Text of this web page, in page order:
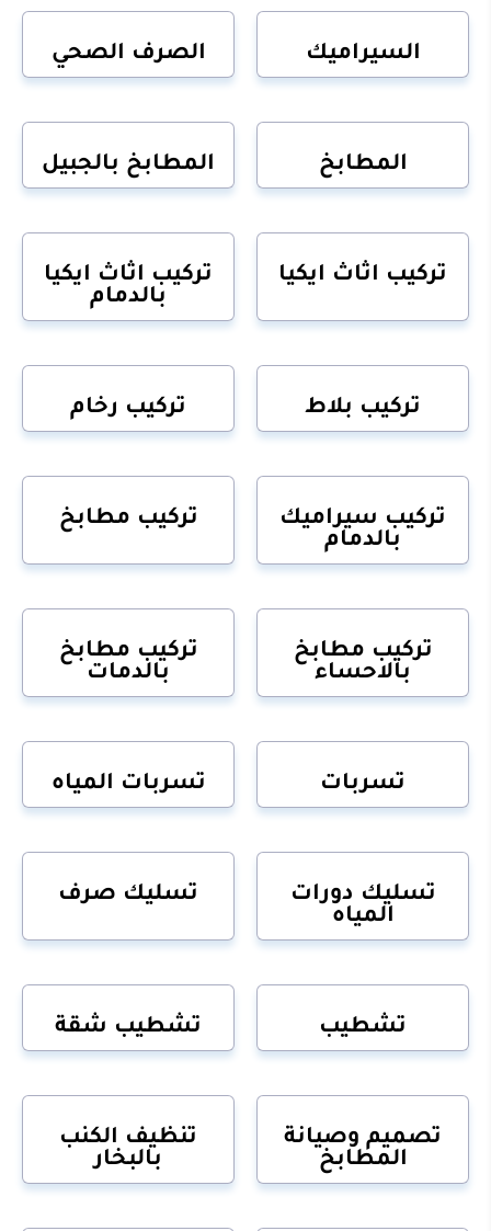
السيراميك الصرف الصحي
المطابخ المطابخ بالجبيل
تركيب اثاث ايكيا
تركيب اثاث ايكيا
بالدمام
تركيب بلاط تركيب رخام
تركيب سيراميك
بالدمام
تركيب مطابخ
تركيب مطابخ
بالاحساء
تركيب مطابخ
بالدمات
تسربات تسربات المياه
تسليك دورات
المياه
تسليك صرف
تشطيب تشطيب شقة
تصميم وصيانة
المطابخ
تنظيف الكنب
بالبخار